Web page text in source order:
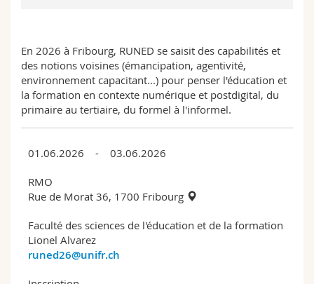
En 2026 à Fribourg, RUNED se saisit des capabilités et
des notions voisines (émancipation, agentivité,
environnement capacitant...) pour penser l'éducation et
la formation en contexte numérique et postdigital, du
primaire au tertiaire, du formel à l'informel.
01.06.2026 - 03.06.2026
RMO
Rue de Morat 36, 1700 Fribourg
Faculté des sciences de l'éducation et de la formation
Lionel Alvarez
runed26@unifr.ch